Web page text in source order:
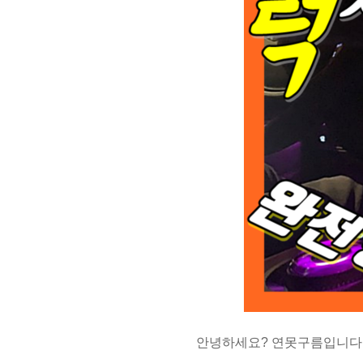
안녕하세요? 연못구름입니